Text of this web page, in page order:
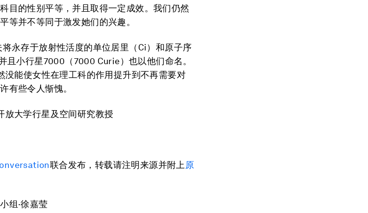
目的性别平等，并且取得一定成效。我们仍然
等并不等同于激发她们的兴趣。
永存于放射性活度的单位居里（Ci）和原子序
且小行星7000（7000 Curie）也以他们命名。
没能使女性在理工科的作用提升到不再需要对
有些令人惭愧。
大学行星及空间研究教授
联合发布，转载请注明来源并附上 原
组·徐嘉莹